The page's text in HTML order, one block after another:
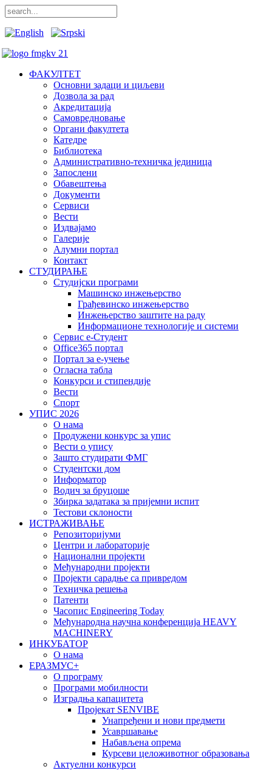
ФАКУЛТЕТ
Основни задаци и циљеви
Дозвола за рад
Акредитација
Самовредновање
Органи факултета
Катедре
Библиотека
Административно-техничка јединица
Запослени
Обавештења
Документи
Сервиси
Вести
Издвајамо
Галерије
Алумни портал
Контакт
СТУДИРАЊЕ
Студијски програми
Машинско инжењерство
Грађевинско инжењерство
Инжењерство заштите на раду
Информационе технологије и системи
Сервис е-Студент
Office365 портал
Портал за е-учење
Огласна табла
Конкурси и стипендије
Вести
Спорт
УПИС 2026
О нама
Продужени конкурс за упис
Вести о упису
Зашто студирати ФМГ
Студентски дом
Информатор
Водич за бруцоше
Збиркa задатака за пријемни испит
Тестови склоности
ИСТРАЖИВАЊЕ
Репозиторијуми
Центри и лабораторије
Национални пројекти
Међународни пројекти
Пројекти сарадње са привредом
Техничка решења
Патенти
Часопис Engineering Today
Међународна научна конференција HEAVY
MACHINERY
ИНКУБАТОР
О нама
EРАЗМУС+
О програму
Програми мобилности
Изградња капацитета
Пројекат SENVIBE
Унапређени и нови предмети
Усавршавање
Набављена опрема
Курсеви целоживотног образовања
Актуелни конкурси